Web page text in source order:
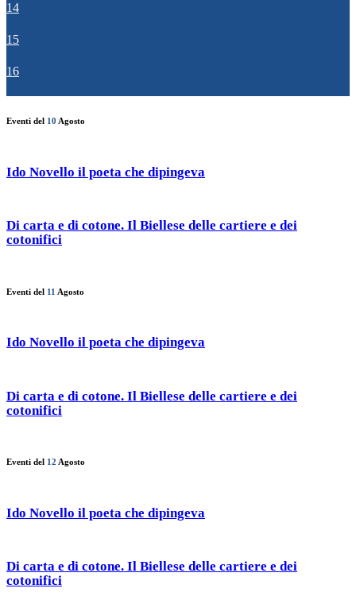
14
15
16
Eventi del 10 Agosto
Ido Novello il poeta che dipingeva
Di carta e di cotone. Il Biellese delle cartiere e dei
cotonifici
Eventi del 11 Agosto
Ido Novello il poeta che dipingeva
Di carta e di cotone. Il Biellese delle cartiere e dei
cotonifici
Eventi del 12 Agosto
Ido Novello il poeta che dipingeva
Di carta e di cotone. Il Biellese delle cartiere e dei
cotonifici